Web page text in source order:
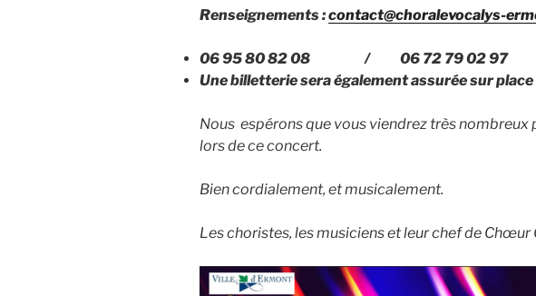
Renseignements :contact@choralevocalys-
06 95 80 82 08 / 06 72 79 02 97
Une billetterie sera également assurée sur
Nous espérons que vous viendrez très nombreux
lors de ce concert.
Bien cordialement, et musicalement.
Les choristes, les musiciens et leur chef de Chœur